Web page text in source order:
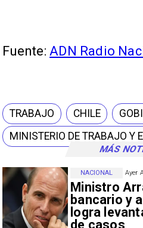
MÁS
Ayer
Ministro
bancario y
logra
de casos
NACIONAL
Fuente:ADN Radio
TRABAJO CHILE
MINISTERIO DE TRABAJO Y